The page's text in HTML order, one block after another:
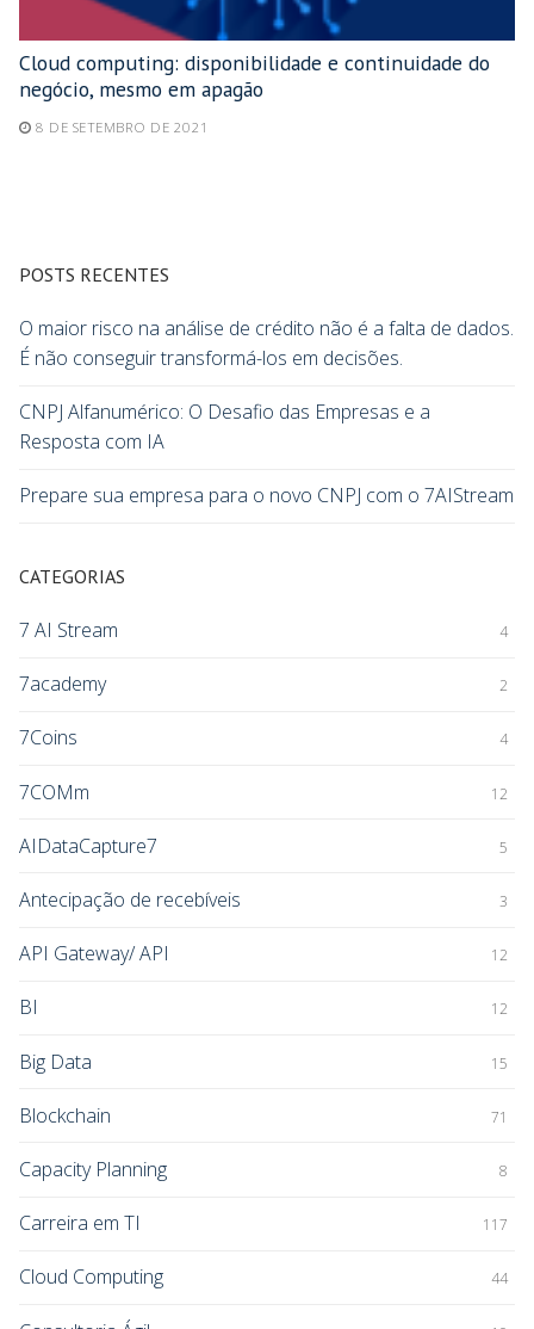
Cloud computing: disponibilidade e continuidade do
negócio, mesmo em apagão
8 DE SETEMBRO DE 2021
POSTS RECENTES
O maior risco na análise de crédito não é a falta de dados.
É não conseguir transformá-los em decisões.
CNPJ Alfanumérico: O Desafio das Empresas e a
Resposta com IA
Prepare sua empresa para o novo CNPJ com o 7AIStream
CATEGORIAS
7 AI Stream 4
7academy 2
7Coins 4
7COMm 12
AIDataCapture7 5
Antecipação de recebíveis 3
API Gateway/ API 12
BI 12
Big Data 15
Blockchain 71
Capacity Planning 8
Carreira em TI 117
Cloud Computing 44